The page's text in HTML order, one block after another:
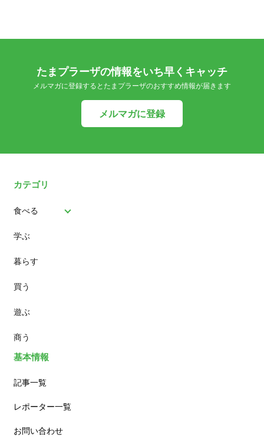
たまプラーザの情報をいち早くキャッチ
メルマガに登録するとたまプラーザのおすすめ情報が届きます
メルマガに登録
カテゴリ
食べる
パン
スイーツ
ランチ
カフェ
学ぶ
暮らす
買う
遊ぶ
商う
基本情報
記事一覧
レポーター一覧
お問い合わせ